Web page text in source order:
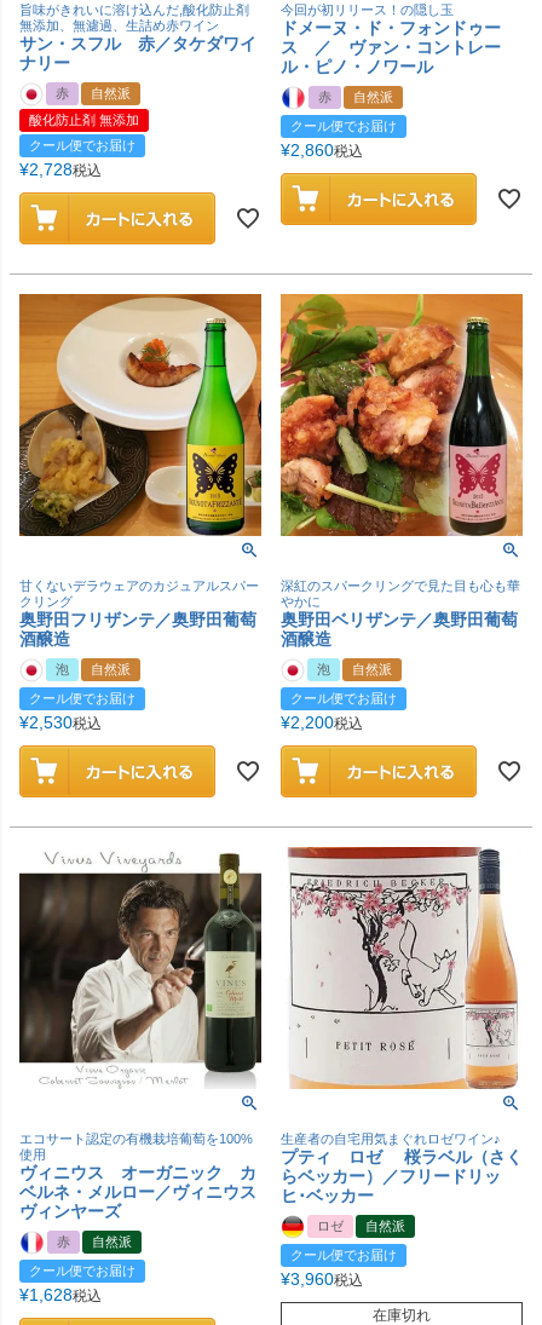
旨味がきれいに溶け込んだ,酸化防止剤
無添加、無濾過、生詰め赤ワイン
サン・スフル 赤／タケダワイ
ナリー
赤
自然派
酸化防止剤 無添加
クール便でお届け
¥2,728税込
今回が初リリース！の隠し玉
ドメーヌ・ド・フォンドゥー
ス ／ ヴァン・コントレー
ル・ピノ・ノワール
赤
自然派
クール便でお届け
¥2,860税込
甘くないデラウェアのカジュアルスパー
クリング
奥野田フリザンテ／奥野田葡萄
酒醸造
泡
自然派
クール便でお届け
¥2,530税込
深紅のスパークリングで見た目も心も華
やかに
奥野田ベリザンテ／奥野田葡萄
酒醸造
泡
自然派
クール便でお届け
¥2,200税込
エコサート認定の有機栽培葡萄を100%
使用
ヴィニウス オーガニック カ
ベルネ・メルロー／ヴィニウス
ヴィンヤーズ
赤
自然派
クール便でお届け
¥1,628税込
生産者の自宅用気まぐれロゼワイン♪
プティ ロゼ 桜ラベル（さく
らベッカー）／フリードリッ
ヒ･ベッカー
ロゼ
自然派
クール便でお届け
¥3,960税込
在庫切れ